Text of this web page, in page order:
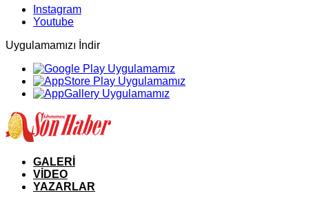
Instagram
Youtube
Uygulamamızı İndir
GALERİ
VİDEO
YAZARLAR